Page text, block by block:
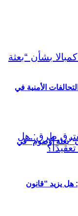
“بعثة أوصوم” في
الأمنية في
هل يزيد “قانون